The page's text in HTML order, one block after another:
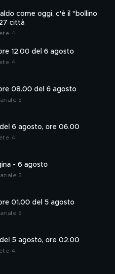
come oggi, c'è il "bollino
città
4
12.00 del 6 agosto
4
08.00 del 6 agosto
5
6 agosto, ore 06.00
4
- 6 agosto
5
01.00 del 5 agosto
5
5 agosto, ore 02.00
4